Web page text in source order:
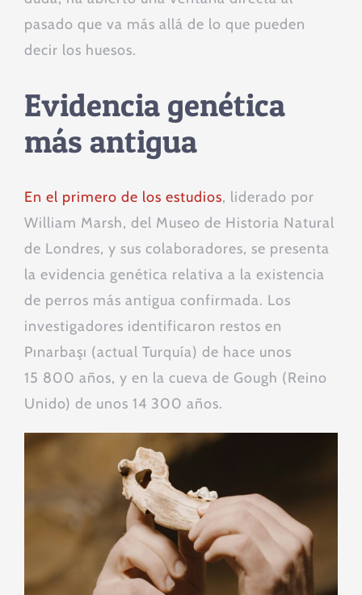
pasado que va más allá de lo que pueden
decir los huesos.
Evidencia genética
más antigua
En el primero de los estudios, liderado por
William Marsh, del Museo de Historia Natural
de Londres, y sus colaboradores, se presenta
la evidencia genética relativa a la existencia
de perros más antigua confirmada. Los
investigadores identificaron restos en
Pınarbaşı (actual Turquía) de hace unos
15 800 años, y en la cueva de Gough (Reino
Unido) de unos 14 300 años.